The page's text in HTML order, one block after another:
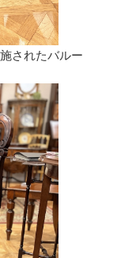
されたバルー